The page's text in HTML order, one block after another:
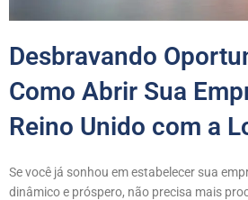
Desbravando
Como Abrir Sua
Reino Unido com a
Se você já sonhou em estabelecer sua
dinâmico e próspero, não precisa mais